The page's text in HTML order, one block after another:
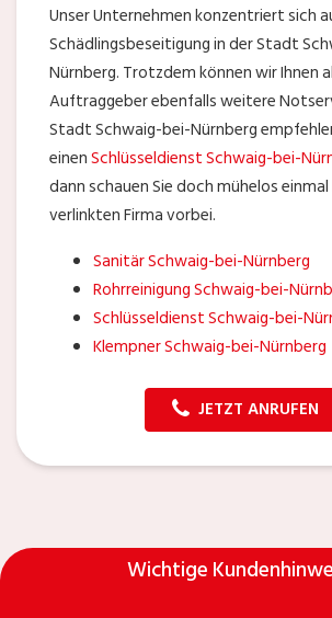
Unser Unternehmen konzentriert sich
Schädlingsbeseitigung in der Stadt
Nürnberg. Trotzdem können wir Ihnen
Auftraggeber ebenfalls weitere
Stadt Schwaig-bei-Nürnberg
einenSchlüsseldienst Schwaig-bei-
dann schauen Sie doch mühelos
verlinkten Firma vorbei.
Sanitär Schwaig-bei-Nürnberg
Rohrreinigung Schwaig-bei-
Schlüsseldienst Schwaig-bei-
Klempner Schwaig-bei-Nürnberg
JETZT ANRUFEN
Wichtige